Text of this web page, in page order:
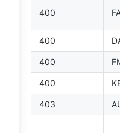
400
400
400
400
403